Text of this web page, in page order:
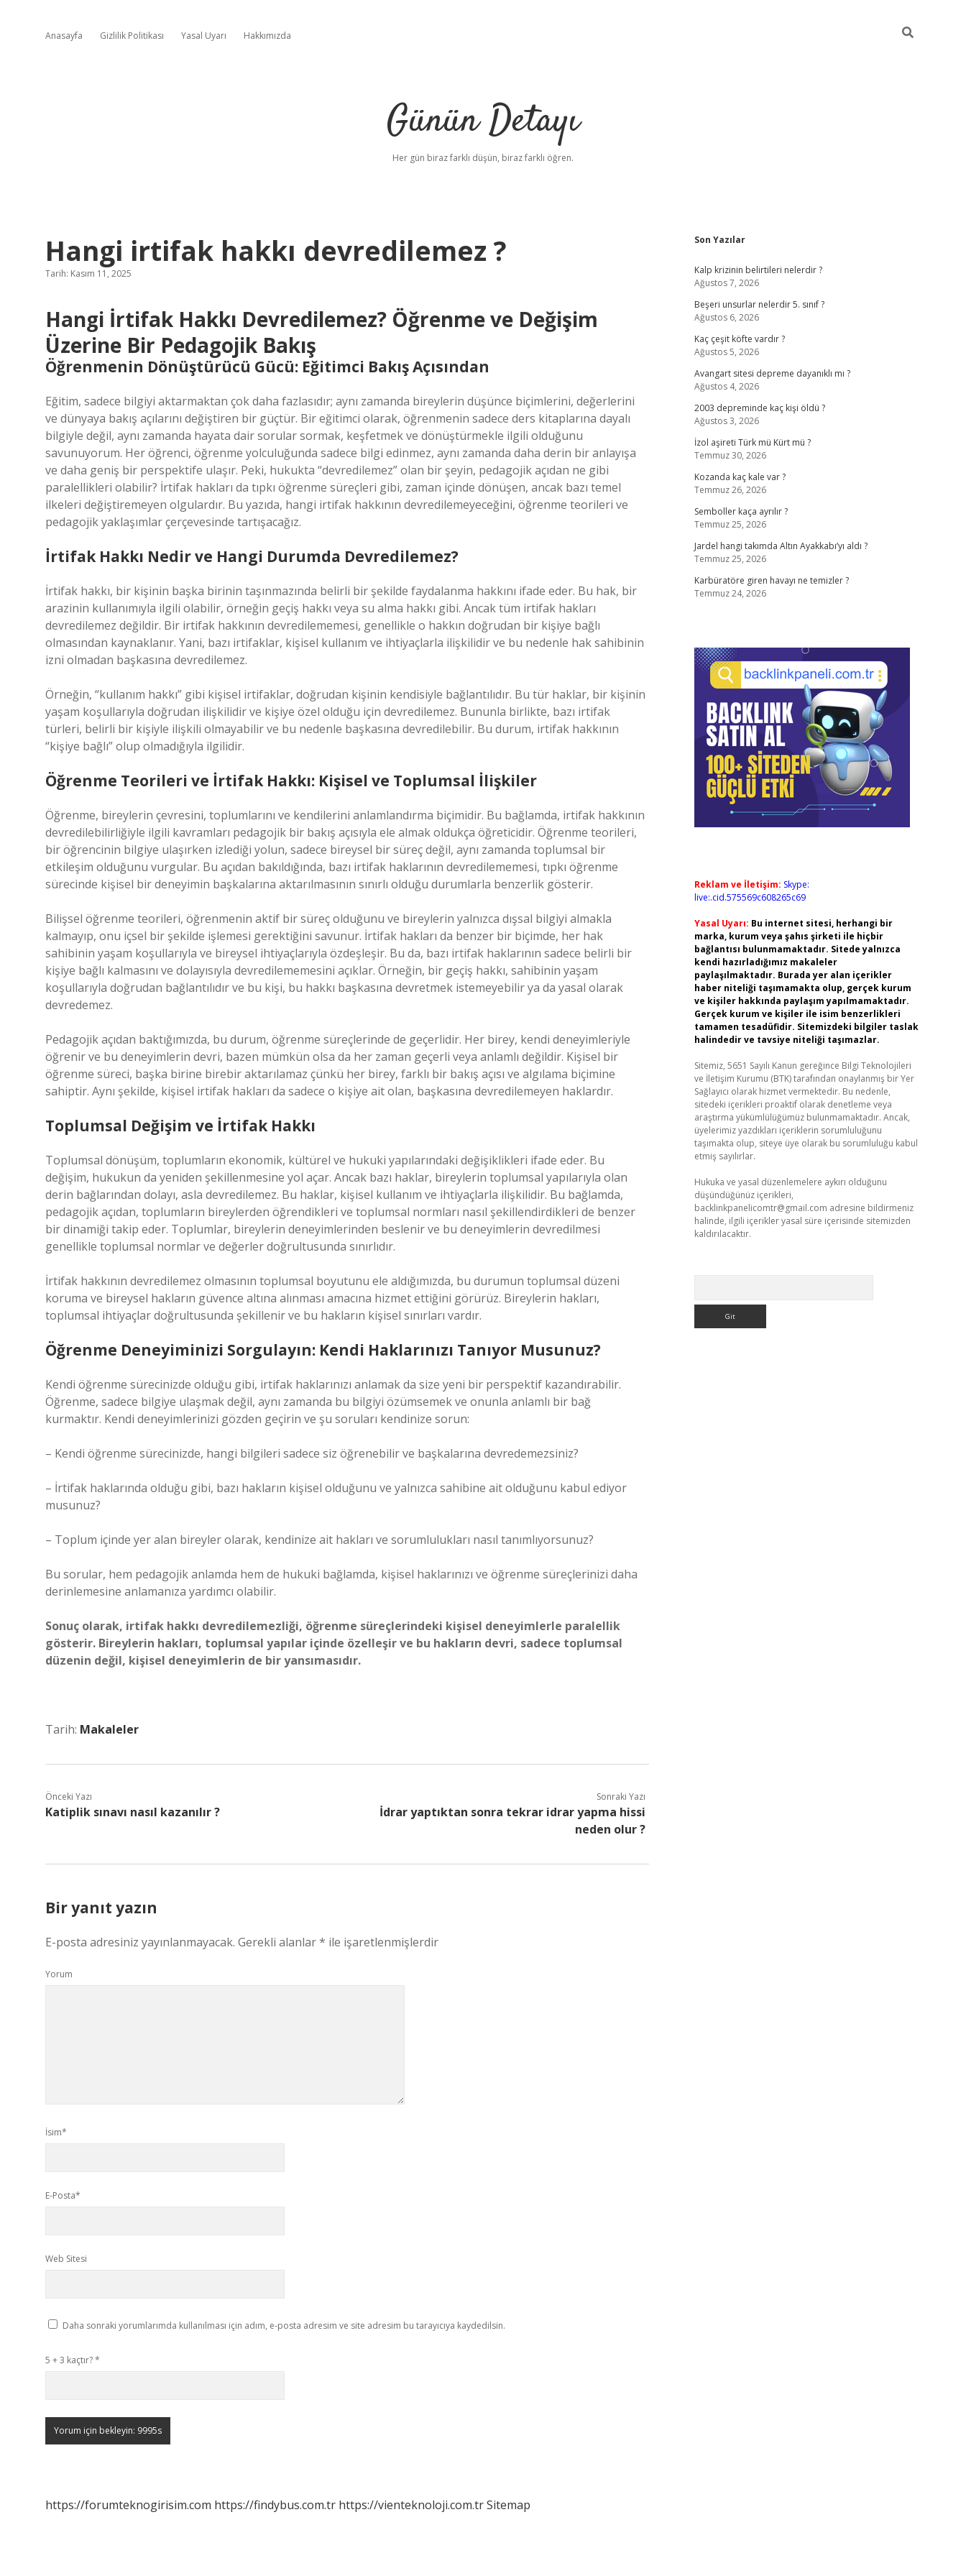
Anasayfa Gizlilik Politikası Yasal Uyarı Hakkımızda
Günün Detayı
Her gün biraz farklı düşün, biraz farklı öğren.
Hangi irtifak hakkı devredilemez ?
Tarih: Kasım 11, 2025
Hangi İrtifak Hakkı Devredilemez? Öğrenme ve Değişim
Üzerine Bir Pedagojik Bakış
Öğrenmenin Dönüştürücü Gücü: Eğitimci Bakış Açısından
Eğitim, sadece bilgiyi aktarmaktan çok daha fazlasıdır; aynı zamanda bireylerin düşünce biçimlerini, değerlerini
ve dünyaya bakış açılarını değiştiren bir güçtür. Bir eğitimci olarak, öğrenmenin sadece ders kitaplarına dayalı
bilgiyle değil, aynı zamanda hayata dair sorular sormak, keşfetmek ve dönüştürmekle ilgili olduğunu
savunuyorum. Her öğrenci, öğrenme yolculuğunda sadece bilgi edinmez, aynı zamanda daha derin bir anlayışa
ve daha geniş bir perspektife ulaşır. Peki, hukukta “devredilemez” olan bir şeyin, pedagojik açıdan ne gibi
paralellikleri olabilir? İrtifak hakları da tıpkı öğrenme süreçleri gibi, zaman içinde dönüşen, ancak bazı temel
ilkeleri değiştiremeyen olgulardır. Bu yazıda, hangi irtifak hakkının devredilemeyeceğini, öğrenme teorileri ve
pedagojik yaklaşımlar çerçevesinde tartışacağız.
İrtifak Hakkı Nedir ve Hangi Durumda Devredilemez?
İrtifak hakkı, bir kişinin başka birinin taşınmazında belirli bir şekilde faydalanma hakkını ifade eder. Bu hak, bir
arazinin kullanımıyla ilgili olabilir, örneğin geçiş hakkı veya su alma hakkı gibi. Ancak tüm irtifak hakları
devredilemez değildir. Bir irtifak hakkının devredilememesi, genellikle o hakkın doğrudan bir kişiye bağlı
olmasından kaynaklanır. Yani, bazı irtifaklar, kişisel kullanım ve ihtiyaçlarla ilişkilidir ve bu nedenle hak sahibinin
izni olmadan başkasına devredilemez.
Örneğin, “kullanım hakkı” gibi kişisel irtifaklar, doğrudan kişinin kendisiyle bağlantılıdır. Bu tür haklar, bir kişinin
yaşam koşullarıyla doğrudan ilişkilidir ve kişiye özel olduğu için devredilemez. Bununla birlikte, bazı irtifak
türleri, belirli bir kişiyle ilişkili olmayabilir ve bu nedenle başkasına devredilebilir. Bu durum, irtifak hakkının
“kişiye bağlı” olup olmadığıyla ilgilidir.
Öğrenme Teorileri ve İrtifak Hakkı: Kişisel ve Toplumsal İlişkiler
Öğrenme, bireylerin çevresini, toplumlarını ve kendilerini anlamlandırma biçimidir. Bu bağlamda, irtifak hakkının
devredilebilirliğiyle ilgili kavramları pedagojik bir bakış açısıyla ele almak oldukça öğreticidir. Öğrenme teorileri,
bir öğrencinin bilgiye ulaşırken izlediği yolun, sadece bireysel bir süreç değil, aynı zamanda toplumsal bir
etkileşim olduğunu vurgular. Bu açıdan bakıldığında, bazı irtifak haklarının devredilememesi, tıpkı öğrenme
sürecinde kişisel bir deneyimin başkalarına aktarılmasının sınırlı olduğu durumlarla benzerlik gösterir.
Bilişsel öğrenme teorileri, öğrenmenin aktif bir süreç olduğunu ve bireylerin yalnızca dışsal bilgiyi almakla
kalmayıp, onu içsel bir şekilde işlemesi gerektiğini savunur. İrtifak hakları da benzer bir biçimde, her hak
sahibinin yaşam koşullarıyla ve bireysel ihtiyaçlarıyla özdeşleşir. Bu da, bazı irtifak haklarının sadece belirli bir
kişiye bağlı kalmasını ve dolayısıyla devredilememesini açıklar. Örneğin, bir geçiş hakkı, sahibinin yaşam
koşullarıyla doğrudan bağlantılıdır ve bu kişi, bu hakkı başkasına devretmek istemeyebilir ya da yasal olarak
devredemez.
Pedagojik açıdan baktığımızda, bu durum, öğrenme süreçlerinde de geçerlidir. Her birey, kendi deneyimleriyle
öğrenir ve bu deneyimlerin devri, bazen mümkün olsa da her zaman geçerli veya anlamlı değildir. Kişisel bir
öğrenme süreci, başka birine birebir aktarılamaz çünkü her birey, farklı bir bakış açısı ve algılama biçimine
sahiptir. Aynı şekilde, kişisel irtifak hakları da sadece o kişiye ait olan, başkasına devredilemeyen haklardır.
Toplumsal Değişim ve İrtifak Hakkı
Toplumsal dönüşüm, toplumların ekonomik, kültürel ve hukuki yapılarındaki değişiklikleri ifade eder. Bu
değişim, hukukun da yeniden şekillenmesine yol açar. Ancak bazı haklar, bireylerin toplumsal yapılarıyla olan
derin bağlarından dolayı, asla devredilemez. Bu haklar, kişisel kullanım ve ihtiyaçlarla ilişkilidir. Bu bağlamda,
pedagojik açıdan, toplumların bireylerden öğrendikleri ve toplumsal normları nasıl şekillendirdikleri de benzer
bir dinamiği takip eder. Toplumlar, bireylerin deneyimlerinden beslenir ve bu deneyimlerin devredilmesi
genellikle toplumsal normlar ve değerler doğrultusunda sınırlıdır.
İrtifak hakkının devredilemez olmasının toplumsal boyutunu ele aldığımızda, bu durumun toplumsal düzeni
koruma ve bireysel hakların güvence altına alınması amacına hizmet ettiğini görürüz. Bireylerin hakları,
toplumsal ihtiyaçlar doğrultusunda şekillenir ve bu hakların kişisel sınırları vardır.
Öğrenme Deneyiminizi Sorgulayın: Kendi Haklarınızı Tanıyor Musunuz?
Kendi öğrenme sürecinizde olduğu gibi, irtifak haklarınızı anlamak da size yeni bir perspektif kazandırabilir.
Öğrenme, sadece bilgiye ulaşmak değil, aynı zamanda bu bilgiyi özümsemek ve onunla anlamlı bir bağ
kurmaktır. Kendi deneyimlerinizi gözden geçirin ve şu soruları kendinize sorun:
– Kendi öğrenme sürecinizde, hangi bilgileri sadece siz öğrenebilir ve başkalarına devredemezsiniz?
– İrtifak haklarında olduğu gibi, bazı hakların kişisel olduğunu ve yalnızca sahibine ait olduğunu kabul ediyor
musunuz?
– Toplum içinde yer alan bireyler olarak, kendinize ait hakları ve sorumlulukları nasıl tanımlıyorsunuz?
Bu sorular, hem pedagojik anlamda hem de hukuki bağlamda, kişisel haklarınızı ve öğrenme süreçlerinizi daha
derinlemesine anlamanıza yardımcı olabilir.
Sonuç olarak, irtifak hakkı devredilemezliği, öğrenme süreçlerindeki kişisel deneyimlerle paralellik
gösterir. Bireylerin hakları, toplumsal yapılar içinde özelleşir ve bu hakların devri, sadece toplumsal
düzenin değil, kişisel deneyimlerin de bir yansımasıdır.
Tarih: Makaleler
Önceki Yazı
Katiplik sınavı nasıl kazanılır ?
Sonraki Yazı
İdrar yaptıktan sonra tekrar idrar yapma hissi
neden olur ?
Bir yanıt yazın
E-posta adresiniz yayınlanmayacak. Gerekli alanlar* ile işaretlenmişlerdir
Yorum
İsim*
E-Posta*
Web Sitesi
Daha sonraki yorumlarımda kullanılması için adım, e-posta adresim ve site adresim bu tarayıcıya kaydedilsin.
5 + 3 kaçtır?*
https://forumteknogirisim.com https://findybus.com.tr https://vienteknoloji.com.trSitemap
Sidebar
Son Yazılar
Kalp krizinin belirtileri nelerdir ?
Ağustos 7, 2026
Beşeri unsurlar nelerdir 5. sınıf ?
Ağustos 6, 2026
Kaç çeşit köfte vardır ?
Ağustos 5, 2026
Avangart sitesi depreme dayanıklı mı ?
Ağustos 4, 2026
2003 depreminde kaç kişi öldü ?
Ağustos 3, 2026
İzol aşireti Türk mü Kürt mü ?
Temmuz 30, 2026
Kozanda kaç kale var ?
Temmuz 26, 2026
Semboller kaça ayrılır ?
Temmuz 25, 2026
Jardel hangi takımda Altın Ayakkabı’yı aldı ?
Temmuz 25, 2026
Karbüratöre giren havayı ne temizler ?
Temmuz 24, 2026
Reklam ve İletişim: Skype:
live:.cid.575569c608265c69
Yasal Uyarı: Bu internet sitesi, herhangi bir
marka, kurum veya şahıs şirketi ile hiçbir
bağlantısı bulunmamaktadır. Sitede yalnızca
kendi hazırladığımız makaleler
paylaşılmaktadır. Burada yer alan içerikler
haber niteliği taşımamakta olup, gerçek kurum
ve kişiler hakkında paylaşım yapılmamaktadır.
Gerçek kurum ve kişiler ile isim benzerlikleri
tamamen tesadüfidir. Sitemizdeki bilgiler taslak
halindedir ve tavsiye niteliği taşımazlar.
Sitemiz, 5651 Sayılı Kanun gereğince Bilgi Teknolojileri
ve İletişim Kurumu (BTK) tarafından onaylanmış bir Yer
Sağlayıcı olarak hizmet vermektedir. Bu nedenle,
sitedeki içerikleri proaktif olarak denetleme veya
araştırma yükümlülüğümüz bulunmamaktadır. Ancak,
üyelerimiz yazdıkları içeriklerin sorumluluğunu
taşımakta olup, siteye üye olarak bu sorumluluğu kabul
etmiş sayılırlar.
Hukuka ve yasal düzenlemelere aykırı olduğunu
düşündüğünüz içerikleri,
backlinkpanelicomtr@gmail.com adresine bildirmeniz
halinde, ilgili içerikler yasal süre içerisinde sitemizden
kaldırılacaktır.